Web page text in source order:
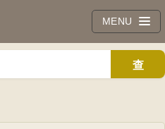
MENU
查